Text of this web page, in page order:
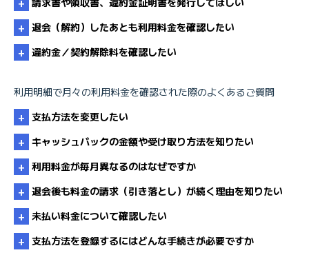
利用明細を印刷したい
利用明細書の発行
利用明細を印刷したい
退会（解約）したあとも利用料金を確認したい
会員サポート－利用明細の確認
違約金／契約解除料を確認したい
違約金・解除料・割賦契約
会員サポート－利用明細の確認
利用明細で月々の利用料金を確認された際のよくあるご質問
支払方法を変更したい
支払方法を変更するにはどうすればよいですか
キャッシュバックの金額や受け取り方法を知りたい
利用料金が毎月異なるのはなぜですか
毎月請求金額が異なるのはなぜですか
退会後も料金の請求（引き落とし）が続く理由を知りたい
未払い料金について確認したい
支払方法を登録するにはどんな手続きが必要ですか